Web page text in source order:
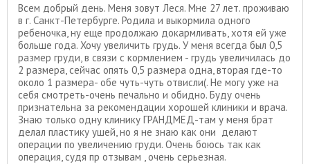
Всем добрый день. Меня зовут Леся. Мне 27 лет. проживаю
в г. Санкт-Петербурге. Родила и выкормила одного
ребеночка, ну еще продолжаю докармливать, хотя ей уже
больше года. Хочу увеличить грудь. У меня всегда был 0,5
размер груди, в связи с кормлением - грудь увеличилась до
2 размера, сейчас опять 0,5 размера одна, вторая где-то
около 1 размера- обе чуть-чуть отвисли(. Не могу уже на
себя смотреть-очень печально и обидно. Буду очень
признательна за рекомендации хорошей клиники и врача.
Знаю только одну клинику ГРАНДМЕД-там у меня брат
делал пластику ушей, но я не знаю как они делают
операции по увеличению груди. Очень боюсь так как
операция, судя пр отзывам , очень серьезная.